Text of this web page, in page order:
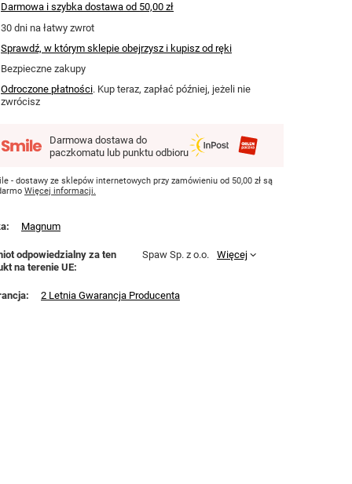
Darmowa i szybka dostawa od 50,00 zł
30 dni na łatwy zwrot
Sprawdź, w którym sklepie obejrzysz i kupisz od ręki
Bezpieczne zakupy
Odroczone płatności. Kup teraz, zapłać później, jeżeli nie
zwrócisz
Darmowa dostawa do
paczkomatu lub punktu odbioru
- dostawy ze sklepów internetowych przy zamówieniu od 50,00 zł są
Więcej informacji.
Magnum
odpowiedzialny za ten
na terenie UE
Spaw Sp. z o.o. Więcej
2 Letnia Gwarancja Producenta